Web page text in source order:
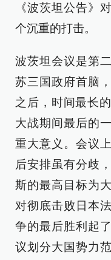
《波茨坦公告》
个沉重的打击。
波茨坦会议是第
苏三国政府首脑
之后，时间最长
大战期间最后的
重大意义。会议
后安排虽有分歧
斯的最高目标为
对彻底击败日本
争的最后胜利起
议划分大国势力